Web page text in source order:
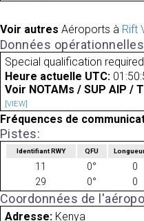
Voir autres Aéroports à Rift
Données opérationnelles
Special qualification required
Heure actuelle UTC:
Voir NOTAMs / SUP AIP
[VIEW]
Fréquences de
Pistes:
Identifiant RWY QFU
11 0° 0
29
0° 0
Coordonnées de
Adresse: Kenya